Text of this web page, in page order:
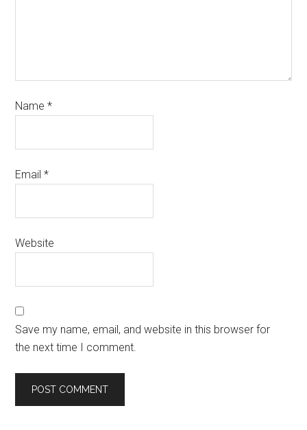
Name*
Email*
Website
Save my name, email, and website in this browser for
the next time I comment.